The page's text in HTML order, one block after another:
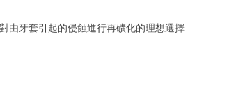
由牙套引起的侵蝕進行再礦化的理想選擇